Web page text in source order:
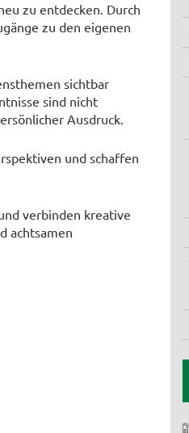
zu entdecken. Durch
zu den eigenen
sichtbar
sind nicht
Ausdruck.
und schaffen
verbinden kreative
achtsamen